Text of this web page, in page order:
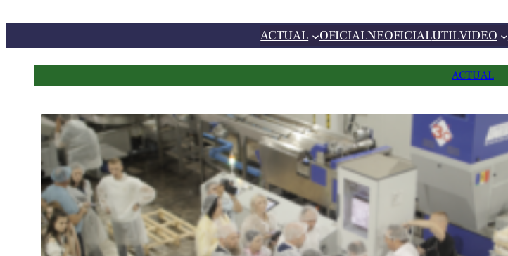
ACTUAL OFICIALNEOFICIALUTILVIDEO
ACTUAL